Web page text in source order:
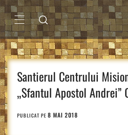
Sari
la
conținutMENIU
PRINCIPAL
Santierul Centrului
„Sfantul Apostol Andrei”
PUBLICAT PE 8 MAI 2018